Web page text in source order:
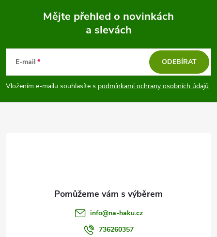
p
a
Mějte přehled o novinkách
a slevách
E-mail
Vložením e-mailu souhlasíte s podmínkami ochrany osobních údajů
ODEBÍRAT
info@na-haku.cz
736260357